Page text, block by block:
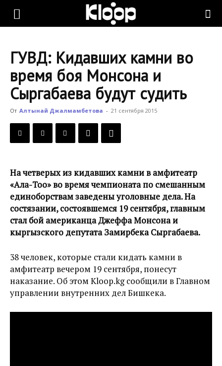
KLOOP.KG
Новости
Кыргызстана
ГУВД: Кидавших камни во
время боя Монсона и
Сыргабаева будут судить
От Алтынай Джалмамбетова - 21 сентября 2015
На четверых из кидавших камни в амфитеатр
«Ала-Тоо» во время чемпионата по смешанным
единоборствам заведены уголовные дела. На
состязании, состоявшемся 19 сентября, главным
стал бой американца Джеффа Монсона и
кыргызского депутата Замирбека Сыргабаева.
38 человек, которые стали кидать камни в
амфитеатр вечером 19 сентября, понесут
наказание. Об этом Kloop.kg сообщили в Главном
управлении внутренних дел Бишкека.